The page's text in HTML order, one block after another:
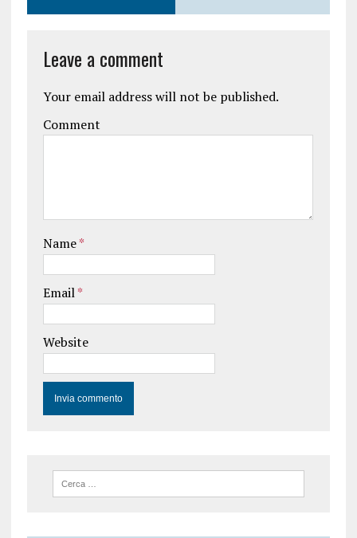
Leave a comment
Your email address will not be published.
Comment
Name*
Email*
Website